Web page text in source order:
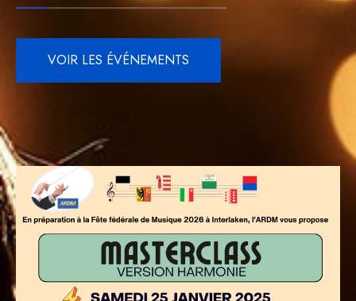
VOIR LES ÉVÉNEMENTS